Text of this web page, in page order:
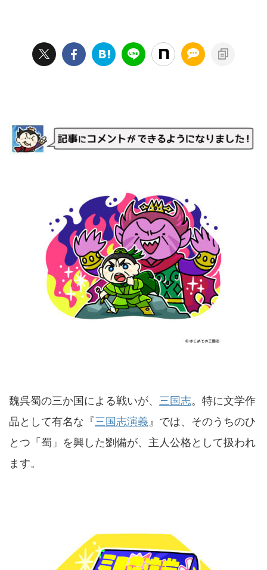
魏呉蜀の三か国による戦いが、 三国志。特に文学作
品として有名な『三国志演義』では、そのうちのひ
とつ「蜀」を興した劉備が、主人公格として扱われ
ます。